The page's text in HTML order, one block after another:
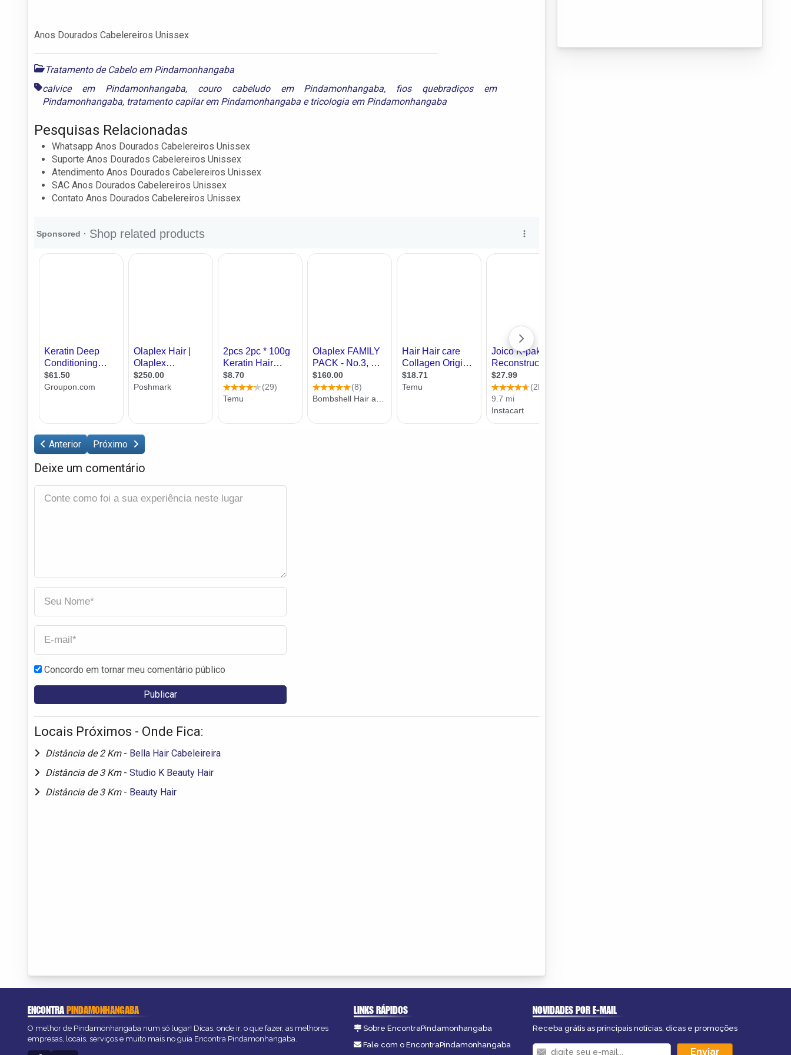
Anos Dourados Cabelereiros Unissex
Tratamento de Cabelo em Pindamonhangaba
calvice em Pindamonhangaba, couro cabeludo em Pindamonhangaba, fios quebradiços em
Pindamonhangaba, tratamento capilar em Pindamonhangaba e tricologia em Pindamonhangaba
Pesquisas Relacionadas
Whatsapp Anos Dourados Cabelereiros Unissex
Suporte Anos Dourados Cabelereiros Unissex
Atendimento Anos Dourados Cabelereiros Unissex
SAC Anos Dourados Cabelereiros Unissex
Contato Anos Dourados Cabelereiros Unissex
Anterior Próximo
Deixe um comentário
Concordo em tornar meu comentário público
Locais Próximos - Onde Fica:
Distância de 2 Km - Bella Hair Cabeleireira
Distância de 3 Km - Studio K Beauty Hair
Distância de 3 Km - Beauty Hair
ENCONTRAPINDAMONHANGABA
O melhor de Pindamonhangaba num só lugar! Dicas, onde ir, o que fazer, as melhores
empresas, locais, serviços e muito mais no guia Encontra Pindamonhangaba.
LINKS RÁPIDOS
Sobre EncontraPindamonhangaba
Fale com o EncontraPindamonhangaba
NOVIDADES POR E-MAIL
Receba grátis as principais notícias, dicas e promoções